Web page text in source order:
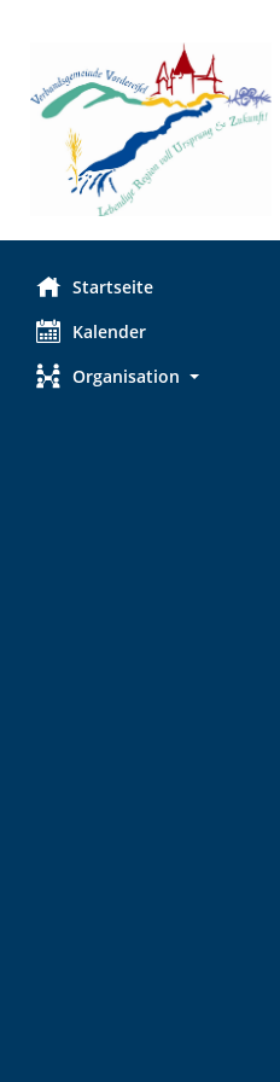
Startseite
Kalender
Organisation